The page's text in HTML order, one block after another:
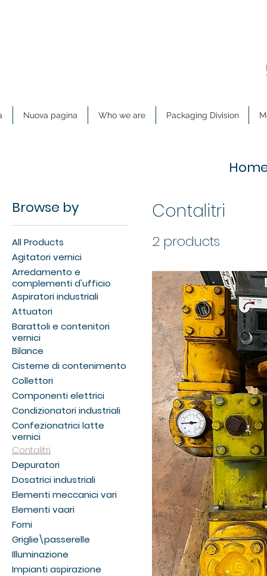
Nuova pagina Who we are Packaging Division
Browse by
All Products
Agitatori vernici
Arredamento e
complementi d'ufficio
Aspiratori industriali
Attuatori
Barattoli e contenitori
vernici
Bilance
Cisterne di contenimento
Collettori
Componenti elettrici
Condizionatori industriali
Confezionatrici latte
vernici
Contalitri
Depuratori
Dosatrici industriali
Elementi meccanici vari
Elementi vaari
Forni
Griglie\passerelle
Illuminazione
Impianti aspirazione
Contalitri
2 products